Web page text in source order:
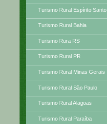
Turismo Rural Espírito Santo
Turismo Rural Bahia
Turismo Rura RS
Turismo Rural PR
Turismo Rural Minas Gerais
Turismo Rural São Paulo
Turismo Rural Alagoas
Turismo Rural Paraíba